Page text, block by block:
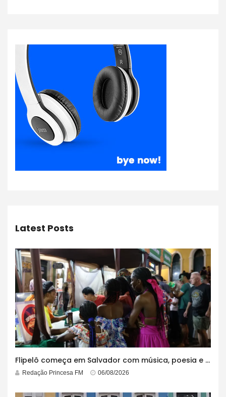
Latest Posts
Flipelô começa em Salvador com música, poesia e grande participação
Redação Princesa FM 06/08/2026